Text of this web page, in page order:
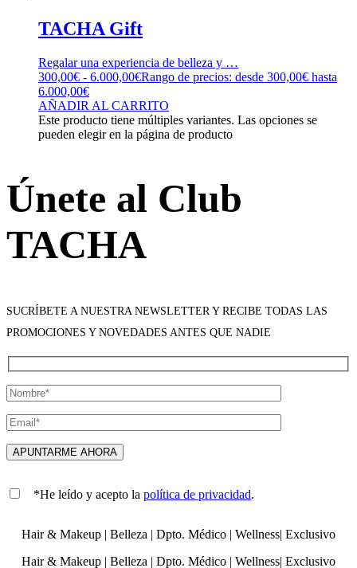
TACHA Gift
Regalar una experiencia de belleza y …
300,00€ - 6.000,00€Rango de precios: desde 300,00€ hasta
6.000,00€
AÑADIR AL CARRITO
Este producto tiene múltiples variantes. Las opciones se
pueden elegir en la página de producto
Únete al Club
TACHA
SUCRÍBETE A NUESTRA NEWSLETTER Y RECIBE TODAS LAS
PROMOCIONES Y NOVEDADES ANTES QUE NADIE
*He leído y acepto la política de privacidad.
Hair & Makeup | Belleza | Dpto. Médico | Wellness| Exclusivo
Hair & Makeup | Belleza | Dpto. Médico | Wellness| Exclusivo